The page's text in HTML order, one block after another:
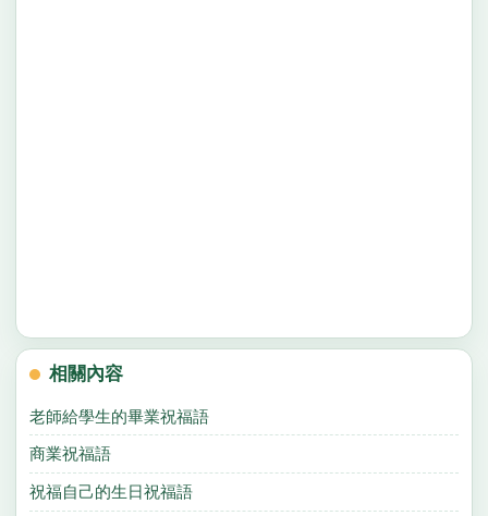
相關內容
老師給學生的畢業祝福語
商業祝福語
祝福自己的生日祝福語